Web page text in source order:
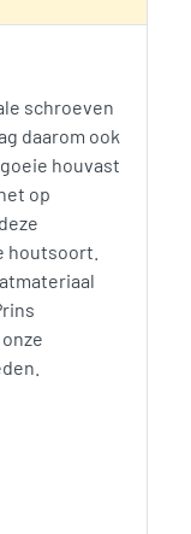
schroeven
daarom ook
houvast
op
houtsoort.